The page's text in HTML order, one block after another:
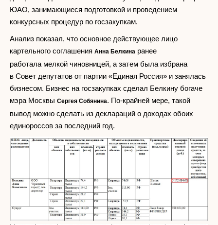
ЮАО, занимающиеся подготовкой и проведением
конкурсных процедур по госзакупкам.
Анализ показал, что основное действующее лицо
картельного соглашения Анна Белкина ранее
работала мелкой чиновницей, а затем была избрана
в Совет депутатов от партии «Единая Россия» и занялась
бизнесом. Бизнес на госзакупках сделал Белкину богаче
мэра Москвы Сергея Собянина. По-крайней мере, такой
вывод можно сделать из деклараций о доходах обоих
единороссов за последний год.